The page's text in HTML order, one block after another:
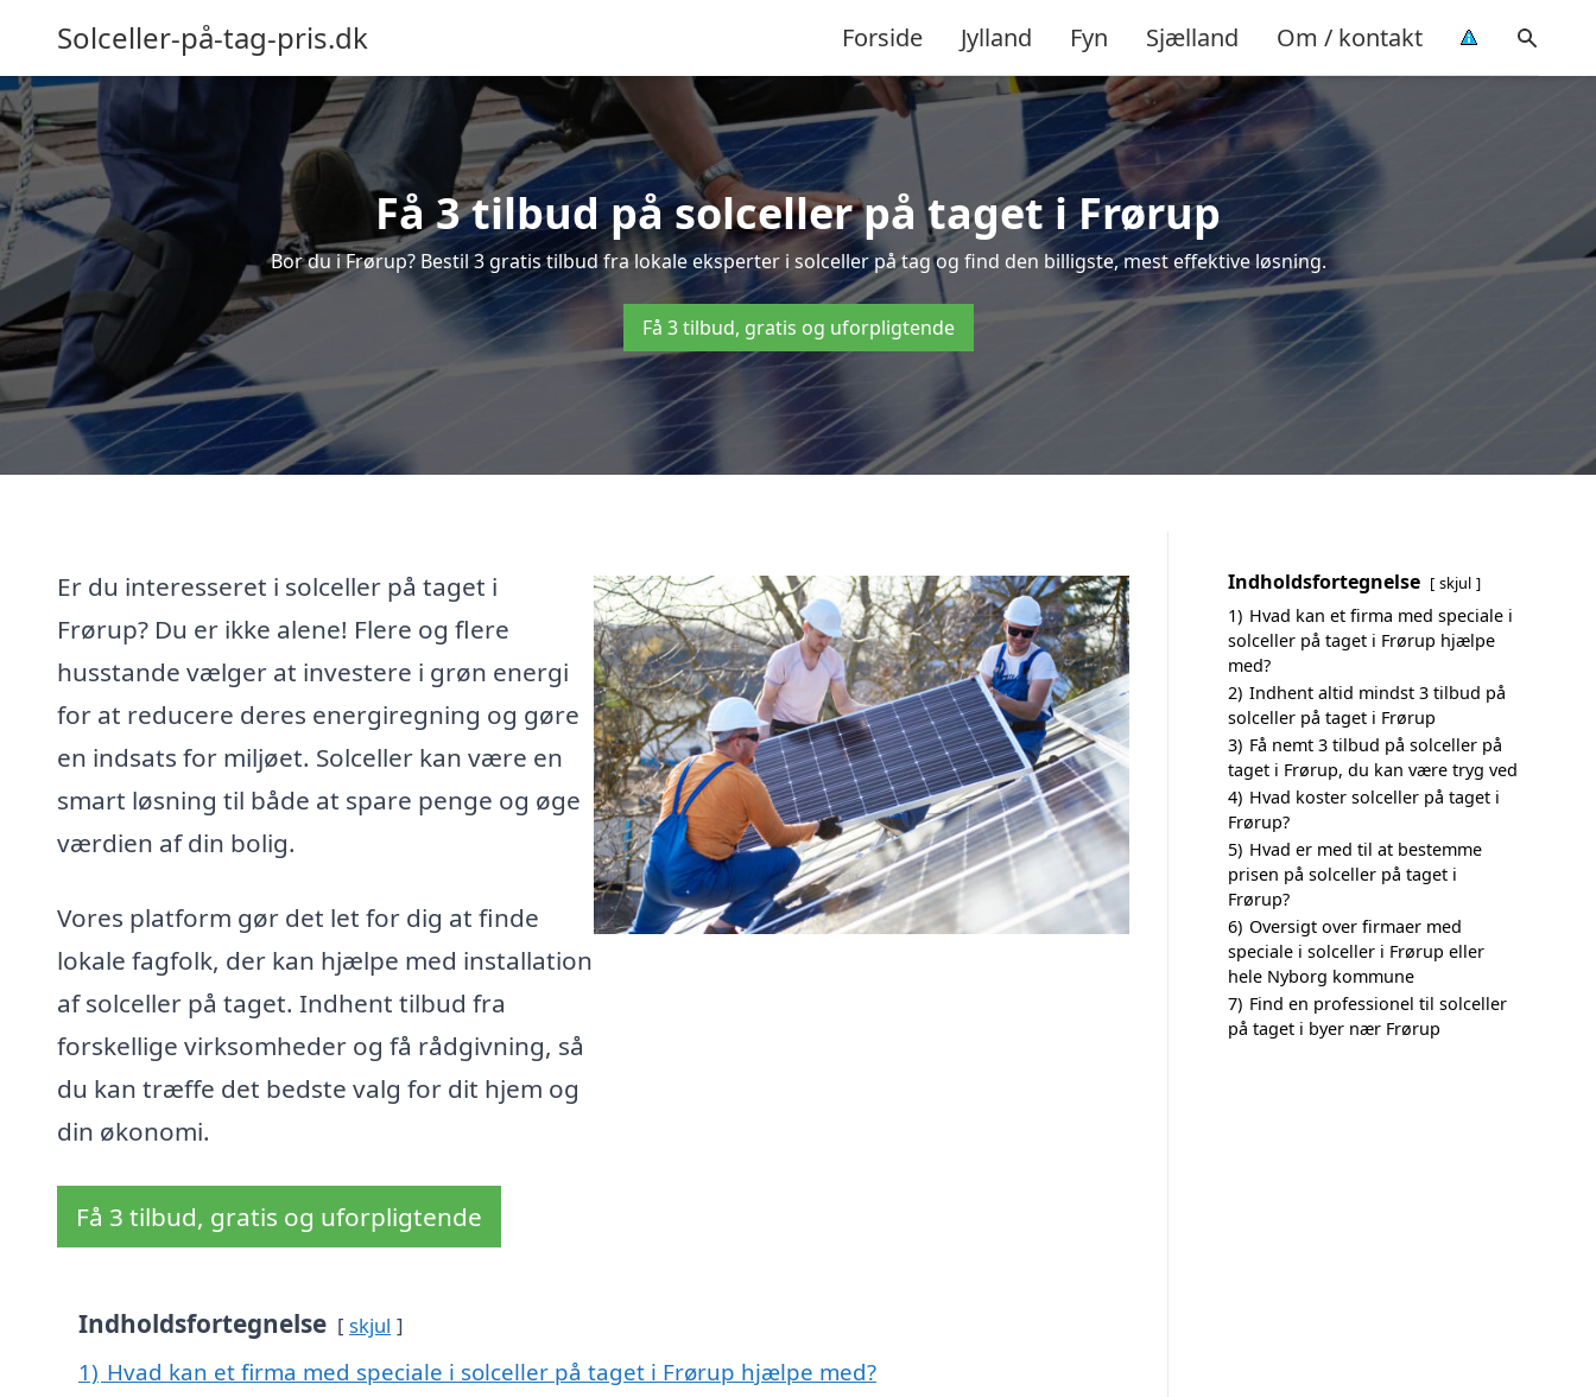
Solceller-på-tag-pris.dk Forside Jylland Fyn Sjælland Om / kontakt
Få 3 tilbud på solceller på taget i Frørup
Bor du i Frørup? Bestil 3 gratis tilbud fra lokale eksperter i solceller på tag og find den billigste, mest effektive løsning.
Få 3 tilbud, gratis og uforpligtende
Er du interesseret i solceller på taget i
Frørup? Du er ikke alene! Flere og flere
husstande vælger at investere i grøn energi
for at reducere deres energiregning og gøre
en indsats for miljøet. Solceller kan være en
smart løsning til både at spare penge og øge
værdien af din bolig.
Vores platform gør det let for dig at finde
lokale fagfolk, der kan hjælpe med installation
af solceller på taget. Indhent tilbud fra
forskellige virksomheder og få rådgivning, så
du kan træffe det bedste valg for dit hjem og
din økonomi.
Få 3 tilbud, gratis og uforpligtende
Indholdsfortegnelse skjul
1) Hvad kan et firma med speciale i solceller på taget i Frørup hjælpe med?
Indholdsfortegnelse skjul
1) Hvad kan et firma med speciale i
solceller på taget i Frørup hjælpe
med?
2) Indhent altid mindst 3 tilbud på
solceller på taget i Frørup
3) Få nemt 3 tilbud på solceller på
taget i Frørup, du kan være tryg ved
4) Hvad koster solceller på taget i
Frørup?
5) Hvad er med til at bestemme
prisen på solceller på taget i
Frørup?
6) Oversigt over firmaer med
speciale i solceller i Frørup eller
hele Nyborg kommune
7) Find en professionel til solceller
på taget i byer nær Frørup